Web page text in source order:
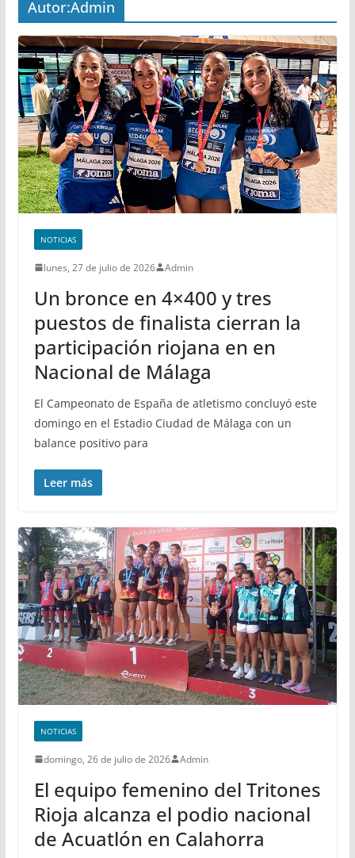
Autor:Admin
NOTICIAS
lunes, 27 de julio de 2026 Admin
Un bronce en 4×400 y tres
puestos de finalista cierran la
participación riojana en en
Nacional de Málaga
El Campeonato de España de atletismo concluyó este
domingo en el Estadio Ciudad de Málaga con un
balance positivo para
Leer más
NOTICIAS
domingo, 26 de julio de 2026 Admin
El equipo femenino del Tritones
Rioja alcanza el podio nacional
de Acuatlón en Calahorra